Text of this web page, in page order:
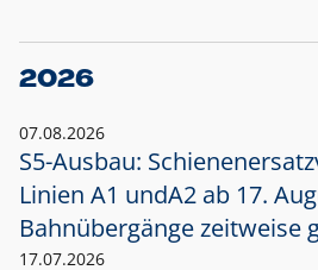
2026
07.08.2026
S5-Ausbau:
Linien A1 undA2 ab 17.
Bahnübergänge zeitweise
17.07.2026